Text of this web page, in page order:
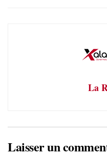
La
Laisser un